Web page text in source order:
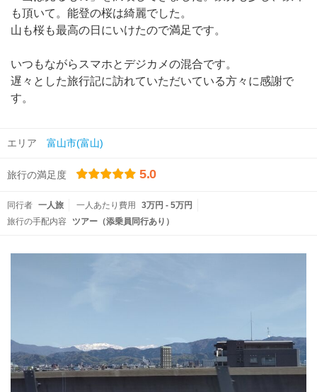
も頂いて。能登の桜は綺麗でした。
山も桜も最高の日にいけたので満足です。
いつもながらスマホとデジカメの混合です。
遅々とした旅行記に訪れていただいている方々に感謝で
す。
エリア 富山市(富山)
旅行の満足度 5.0
同行者 一人旅 一人あたり費用
3万円 - 5万円
旅行の手配内容
ツアー（添乗員同行あり）